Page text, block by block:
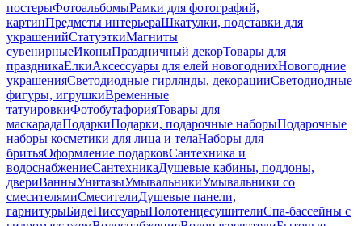
постерыФотоальбомыРамки для фотографий,
картинПредметы интерьераШкатулки, подставки для
украшенийСтатуэткиМагниты
сувенирныеИконыПраздничный декорТовары для
праздникаЕлкиАксессуары для елей новогоднихНовогодние
украшенияСветодиодные гирлянды, декорацииСветодиодные
фигуры, игрушкиВременные
татуировкиФотобутафорияТовары для
маскарадаПодаркиПодарки, подарочные наборыПодарочные
наборы косметики для лица и телаНаборы для
бритьяОформление подарковСантехника и
водоснабжениеСантехникаДушевые кабины, поддоны,
двериВанныУнитазыУмывальникиУмывальники со
смесителямиСмесителиДушевые панели,
гарнитурыБидеПиссуарыПолотенцесушителиСпа-бассейны с